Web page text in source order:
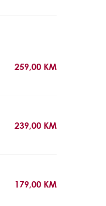
259,00 KM
239,00 KM
179,00 KM